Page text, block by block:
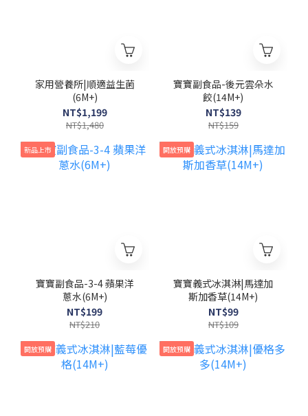
家用營養所|順適益生菌
(6M+)
NT$1,199
NT$1,480
寶寶副食品-後元雲朵水
餃(14M+)
NT$139
NT$159
新品上市
寶寶副食品-3-4 蘋果洋
蔥水(6M+)
NT$199
NT$210
開放預購
寶寶義式冰淇淋|馬達加
斯加香草(14M+)
NT$99
NT$109
開放預購 開放預購